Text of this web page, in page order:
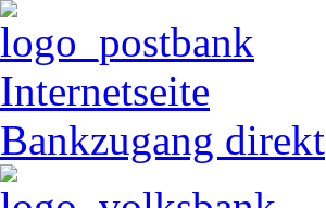
Internetseite
Bankzugang direkt